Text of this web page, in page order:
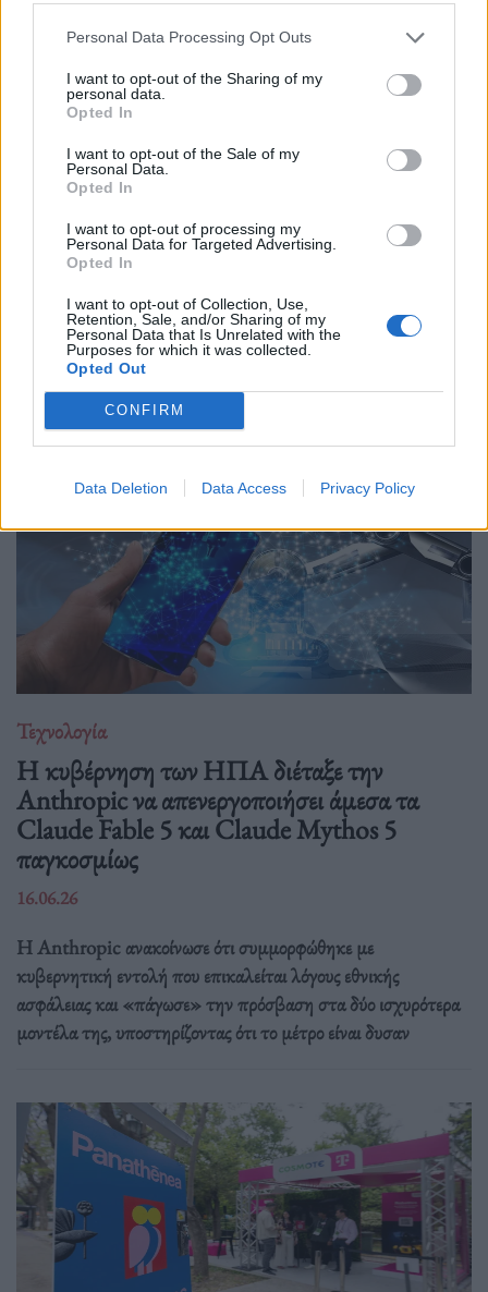
Personal Data Processing Opt Outs
I want to opt-out of the Sharing of my
personal data.
Opted In
I want to opt-out of the Sale of my
Personal Data.
Opted In
I want to opt-out of processing my
Personal Data for Targeted Advertising.
Opted In
I want to opt-out of Collection, Use,
Retention, Sale, and/or Sharing of my
Personal Data that Is Unrelated with the
Purposes for which it was collected.
Opted Out
CONFIRM
Data Deletion Data Access Privacy Policy
Τεχνολογία
Ελληνική τεχνολογία διακρίνεται
παγκοσμίως: Το Brainfood Cloud κατακτά
το Global Impact Award στο World Startup
30.06.26
Επιλέχθηκε ανάμεσα σε χιλιάδες συμμετοχές ως μία από τις
μόλις πέντε startups παγκοσμίως που παρουσίασαν τη λύση
τους στην Κεντρική Σκηνή του We Make Future 2026, μίας
από τις μεγαλύτερες διεθνείς διο
Τεχνολογία
Η κυβέρνηση των ΗΠΑ διέταξε την
Anthropic να απενεργοποιήσει άμεσα τα
Claude Fable 5 και Claude Mythos 5
παγκοσμίως
16.06.26
Η Anthropic ανακοίνωσε ότι συμμορφώθηκε με
κυβερνητική εντολή που επικαλείται λόγους εθνικής
ασφάλειας και «πάγωσε» την πρόσβαση στα δύο ισχυρότερα
μοντέλα της, υποστηρίζοντας ότι το μέτρο είναι δυσαν